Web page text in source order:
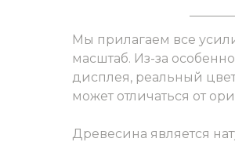
Мы прилагаем все
масштаб. Из-за
дисплея, реальный
может отличаться от
Древесина является